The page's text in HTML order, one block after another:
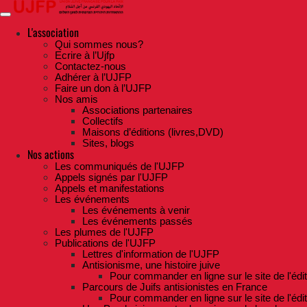
Skip
to
contentL'association
Qui sommes nous?
Ecrire à l’Ujfp
Contactez-nous
Adhérer à l’UJFP
Faire un don à l’UJFP
Nos amis
Associations partenaires
Collectifs
Maisons d’éditions (livres,DVD)
Sites, blogs
Nos actions
Les communiqués de l'UJFP
Appels signés par l'UJFP
Appels et manifestations
Les événements
Les événements à venir
Les événements passés
Les plumes de l'UJFP
Publications de l'UJFP
Lettres d'information de l'UJFP
Antisionisme, une histoire juive
Pour commander en ligne sur le site de
Parcours de Juifs antisionistes en France
Pour commander en ligne sur le site de